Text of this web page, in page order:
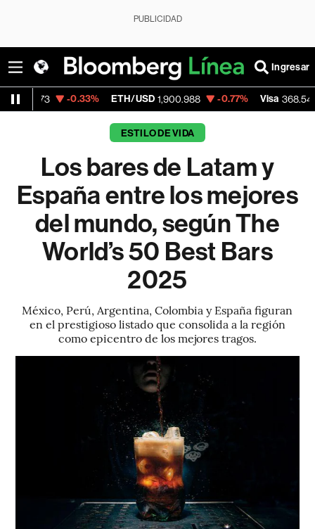
PUBLICIDAD
Ingresar
ETH/USD 1,900.988 -0.77% Visa 368.54 -0.28%
ESTILO DE VIDA
Los bares de Latam y
España entre los mejores
del mundo, según The
World’s 50 Best Bars
2025
México, Perú, Argentina, Colombia y España figuran
en el prestigioso listado que consolida a la región
como epicentro de los mejores tragos.